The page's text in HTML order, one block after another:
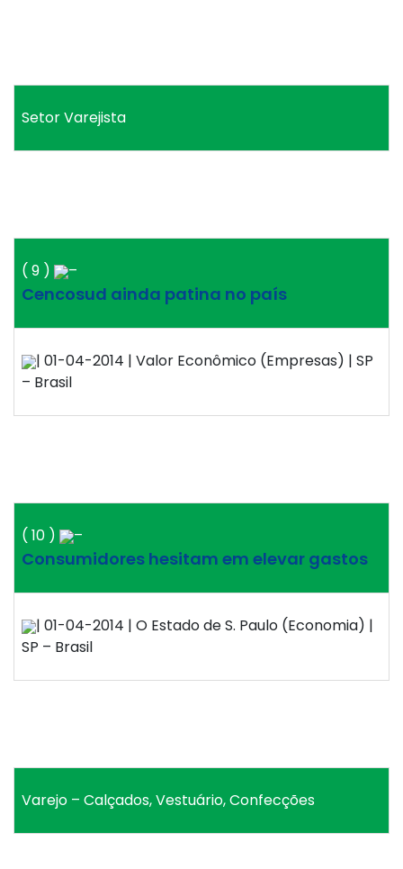
Setor Varejista
( 9 ) –
Cencosud ainda patina no país
| 01-04-2014 | Valor Econômico (Empresas) | SP
– Brasil
( 10 ) –
Consumidores hesitam em elevar gastos
| 01-04-2014 | O Estado de S. Paulo (Economia) |
SP – Brasil
Varejo – Calçados, Vestuário, Confecções